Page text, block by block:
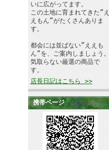
いに広がってます。
この土地に育まれてきた”え
えもん”がたくさんありま
す。
都会には並ばない”ええも
ん”を、ご案内しましょう。
気取らない厳選の商品で
す。
店長日記はこちら >>
携帯ページ